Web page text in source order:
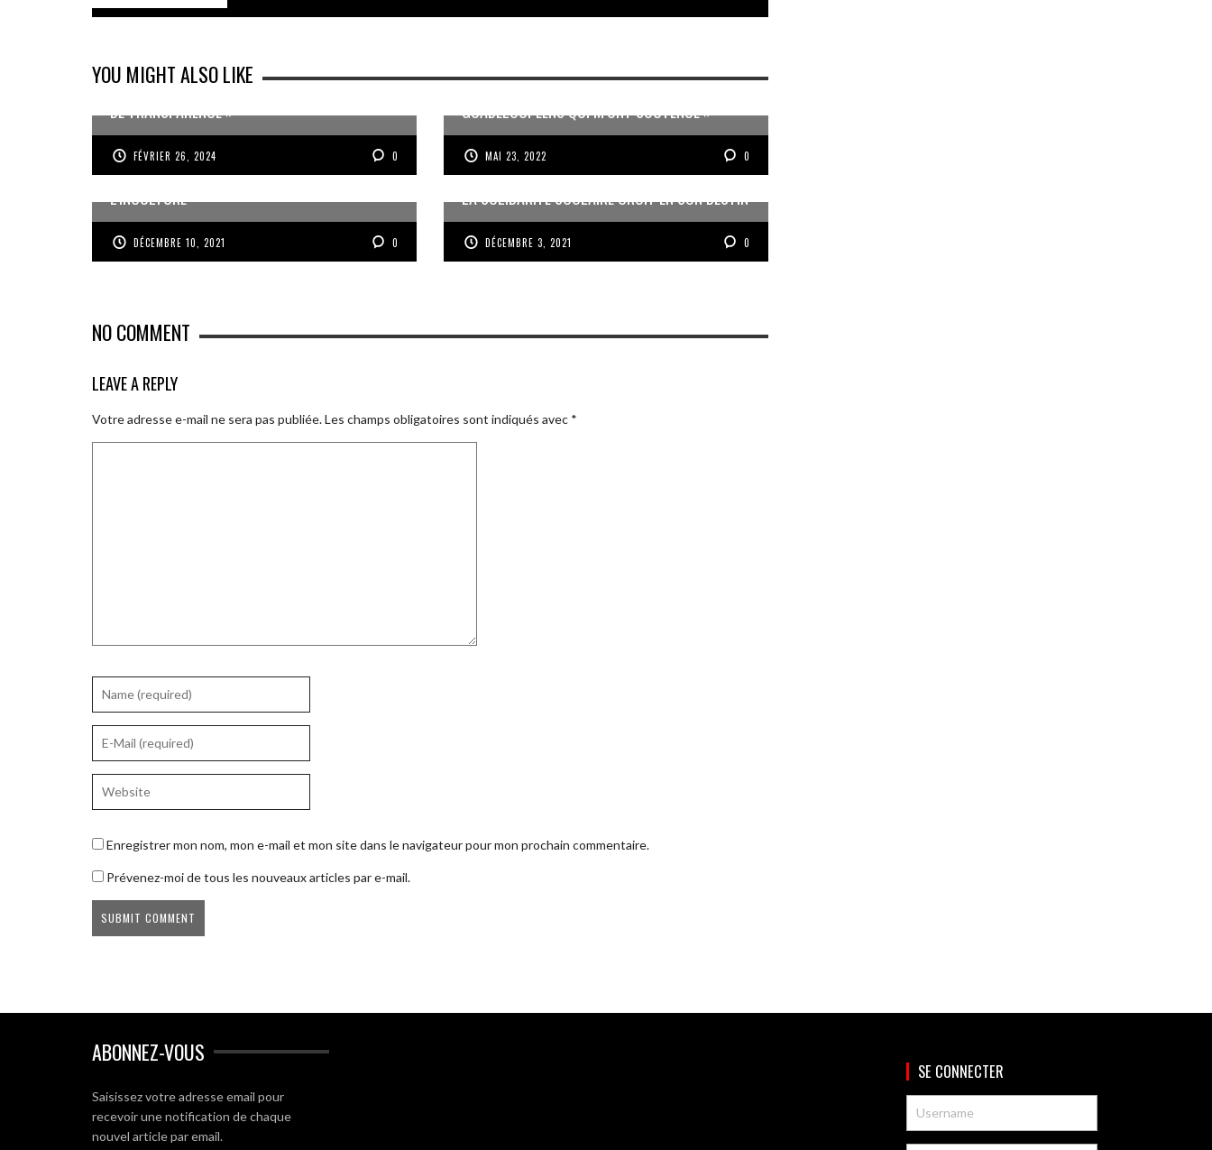
YOU MIGHT ALSO LIKE
RACHAT DE L’EXPRESS DES ÎLES « UN MANQUE
DE TRANSPARENCE »
FÉVRIER 26, 2024 0
GUADELOUPÉENS QUI M’ONT SOUTENUE »
MAI 23, 2022 0
J’AI DEUX AMOURS : LA GUADELOUPE ET
L’INCULTURE
DÉCEMBRE 10, 2021 0
LA SOLIDARITÉ SCOLAIRE CROIT EN SON DESTIN
DÉCEMBRE 3, 2021 0
NO COMMENT
LEAVE A REPLY
Votre adresse e-mail ne sera pas publiée.Les champs obligatoires sont indiqués avec *
Enregistrer mon nom, mon e-mail et mon site dans le navigateur pour mon prochain commentaire.
Prévenez-moi de tous les nouveaux articles par e-mail.
ABONNEZ-VOUS
Saisissez votre adresse email pour
recevoir une notification de chaque
nouvel article par email.
SE CONNECTER